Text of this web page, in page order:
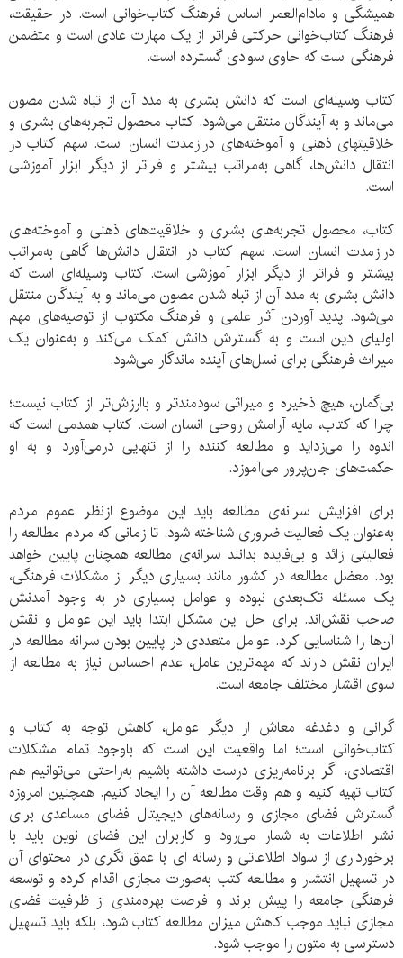
همیشگی و مادام‌العمر اساس فرهنگ کتاب‌خوانی است. در حقیقت،
فرهنگ کتاب‌خوانی حرکتی فراتر از یک مهارت عادی است و متضمن
فرهنگی است که حاوی سوادی گسترده است.
کتاب وسیله‌ای است که دانش بشری به مدد آن از تباه شدن مصون
می‌ماند و به آیندگان منتقل می‌شود. كتاب محصول تجربه‌های بشری و
خلاقيت‏های ذهنی و آموخته‌های درازمدت انسان است. سهم كتاب در
انتقال دانش‌‏ها، گاهی به‌مراتب بيشتر و فراتر از ديگر ابزار آموزشی
است.
کتاب، محصول تجربه‌های بشری و خلاقیت‌های ذهنی و آموخته‌های
درازمدت انسان است. سهم کتاب در انتقال دانش‌ها گاهی به‌مراتب
بیشتر و فراتر از دیگر ابزار آموزشی است. کتاب وسیله‌ای است که
دانش بشری به مدد آن از تباه شدن مصون می‌ماند و به آیندگان منتقل
می‌شود. پدید آوردن آثار علمی و فرهنگ مکتوب از توصیه‌های مهم
اولیای دین است و به گسترش دانش کمک می‌کند و به‌عنوان یک
میراث فرهنگی برای نسل‌های آینده ماندگار می‌شود.
بی‌گمان، هیچ ذخیره و میراثی سودمندتر و باارزش‌تر از کتاب نیست؛
چرا که کتاب، مایه آرامش روحی انسان است. کتاب همدمی است که
اندوه را می‌زداید و مطالعه کننده را از تنهایی درمی‌آورد و به او
حکمت‌های جان‌پرور می‌آموزد.
برای افزایش سرانه‌ی مطالعه باید این موضوع ازنظر عموم مردم
به‌عنوان یک فعالیت ضروری شناخته شود. تا زمانی که مردم مطالعه را
فعالیتی زائد و بی‌فایده بدانند سرانه‌ی مطالعه همچنان پایین خواهد
بود. معضل مطالعه در کشور مانند بسیاری دیگر از مشکلات فرهنگی،
یک مسئله تک‌بعدی نبوده و عوامل بسیاری در به وجود آمدنش
صاحب نقش‌اند. برای حل این مشکل ابتدا باید این عوامل و نقش
آن‌ها را شناسایی کرد. عوامل متعددی در پایین بودن سرانه مطالعه در
ایران نقش دارند که مهم‌ترین عامل، عدم احساس نیاز به مطالعه از
سوی اقشار مختلف جامعه است.
گرانی و دغدغه معاش از دیگر عوامل، کاهش توجه به کتاب و
کتاب‌خوانی است؛ اما واقعیت این است که باوجود تمام مشکلات
اقتصادی، اگر برنامه‌ریزی درست داشته باشیم به‌راحتی می‌توانیم هم
کتاب تهیه کنیم و هم وقت مطالعه آن را ایجاد کنیم. همچنین امروزه
گسترش فضای مجازی و رسانه‌های دیجیتال فضای مساعدی برای
نشر اطلاعات به شمار می‌رود و کاربران این فضای نوین باید با
برخورداری از سواد اطلاعاتی و رسانه ای با عمق نگری در محتوای آن
در تسهیل انتشار و مطالعه کتب به‌صورت مجازی اقدام کرده و توسعه
فرهنگی جامعه را پیش برند و فرصت بهره‌مندی از ظرفیت فضای
مجازی نباید موجب کاهش میزان مطالعه کتاب شود، بلکه باید تسهیل
دسترسی به متون را موجب شود.